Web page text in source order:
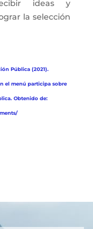
ideas y
la selección
Pública (2021).
el menú participa sobre
Obtenido de: